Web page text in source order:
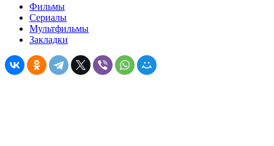
Фильмы
Сериалы
Мультфильмы
Закладки